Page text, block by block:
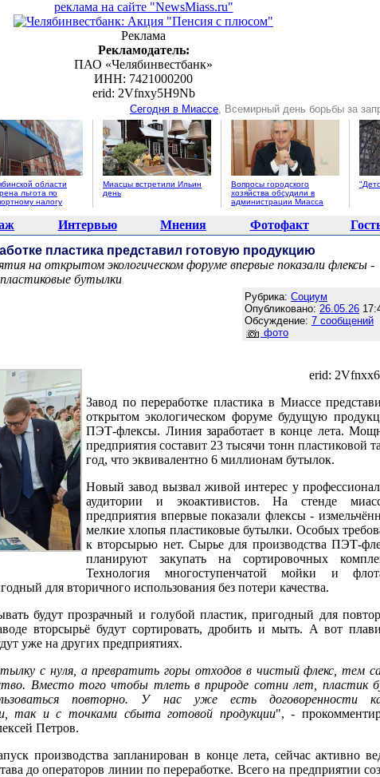
реклама на сайте "NewsMiass.ru"
Реклама
Рекламодатель:
ПАО «Челябинвестбанк»
ИНН: 7421000200
erid: 2Vfnxy5H9Nb
Сегодня в Миассе, Всемирный день борьбы за
области
льгота по
налогу
Миасцы встретили Ильин
день
Вопросы городского
хозяйства обсудили в
администрации Миасса
Интервью Мнения Фотофакт
пластика представил готовую продукцию
на открытом экологическом форуме впервые показали флексы -
пластиковые бутылки
Рубрика: Социум
Опубликовано: 26.05.26
Обсуждение: 7 сообщений
фото
erid:
Завод по переработке пластика в Миассе
открытом экологическом форуме будущую
ПЭТ-флексы. Линия заработает в конце лета.
предприятия составит 23 тысячи тонн пластиковой
год, что эквивалентно 6 миллионам бутылок.
Новый завод вызвал живой интерес у
аудитории и экоактивистов. На стенде
предприятия впервые показали флексы -
мелкие хлопья пластиковые бутылки. Особых
к вторсырью нет. Сырье для производства ПЭТ-
планируют закупать на сортировочных
Технология многоступенчатой мойки и
для вторичного использования без потери качества.
будут прозрачный и голубой пластик, пригодный для
вторсырьё будут сортировать, дробить и мыть. А вот
уже на других предприятиях.
с нуля, а превратить горы отходов в чистый флекс, тем
Вместо того чтобы тлеть в природе сотни лет, пластик
повторно. У нас уже есть договоренности
так и с точками сбыта готовой продукции", -
Петров.
производства запланирован в конце лета, сейчас активно
до операторов линии по переработке. Всего на предприятии